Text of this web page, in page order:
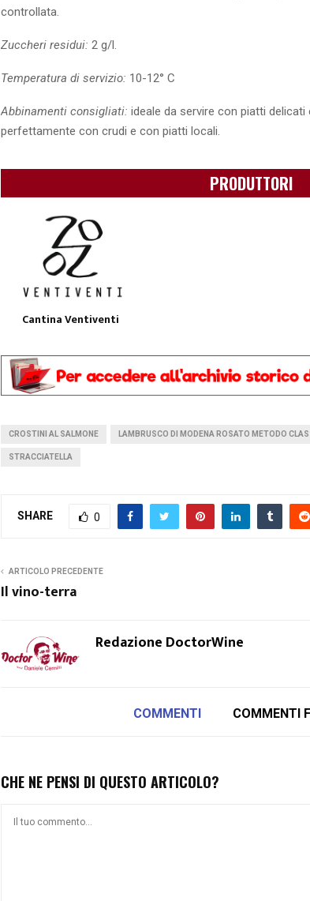
controllata.
Zuccheri residui: 2 g/l.
Temperatura di servizio: 10-12° C
Abbinamenti consigliati: ideale da servire con piatti
perfettamente con crudi e con piatti locali.
PRODUTTORI
Cantina Ventiventi
CROSTINI AL SALMONE LAMBRUSCO DI MODENA ROSATO METODO
STRACCIATELLA
SHARE 0
ARTICOLO PRECEDENTE
Il vino-terra
Redazione DoctorWine
COMMENTI COMMENTI
CHE NE PENSI DI QUESTO ARTICOLO?